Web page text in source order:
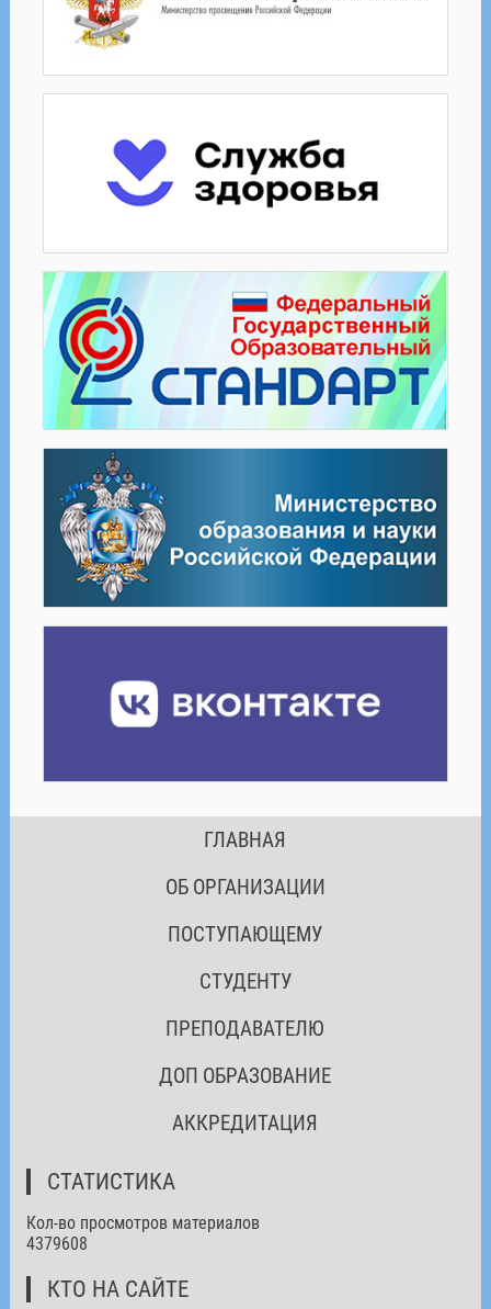
ГЛАВНАЯ
ОБ ОРГАНИЗАЦИИ
ПОСТУПАЮЩЕМУ
СТУДЕНТУ
ПРЕПОДАВАТЕЛЮ
ДОП ОБРАЗОВАНИЕ
АККРЕДИТАЦИЯ
СТАТИСТИКА
Кол-во просмотров материалов
4379608
КТО НА САЙТЕ